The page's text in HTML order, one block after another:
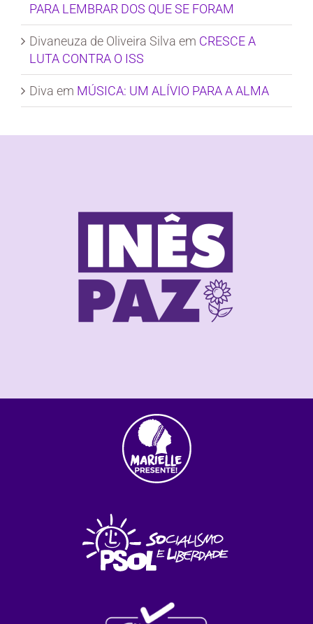
PARA LEMBRAR DOS QUE SE FORAM
Divaneuza de Oliveira Silva em CRESCE A
LUTA CONTRA O ISS
Diva em MÚSICA: UM ALÍVIO PARA A ALMA